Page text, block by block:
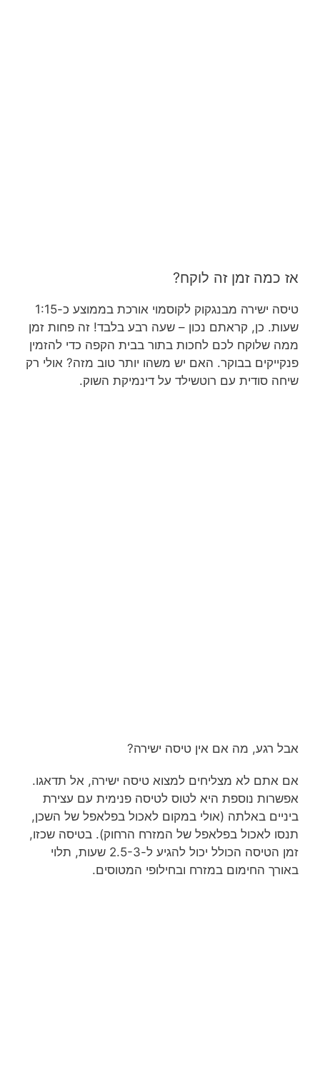
אז כמה זמן זה לוקח?
טיסה ישירה מבנגקוק לקוסמוי אורכת בממוצע כ-1:15
שעות. כן, קראתם נכון – שעה רבע בלבד! זה פחות זמן
ממה שלוקח לכם לחכות בתור בבית הקפה כדי להזמין
פנקייקים בבוקר. האם יש משהו יותר טוב מזה? אולי רק
שיחה סודית עם רוטשילד על דינמיקת השוק.
אבל רגע, מה אם אין טיסה ישירה?
אם אתם לא מצליחים למצוא טיסה ישירה, אל תדאגו.
אפשרות נוספת היא לטוס לטיסה פנימית עם עצירת
ביניים באלתה (אולי במקום לאכול בפלאפל של השכן,
תנסו לאכול בפלאפל של המזרח הרחוק). בטיסה שכזו,
זמן הטיסה הכולל יכול להגיע ל-2.5-3 שעות, תלוי
באורך החימום במזרח ובחילופי המטוסים.